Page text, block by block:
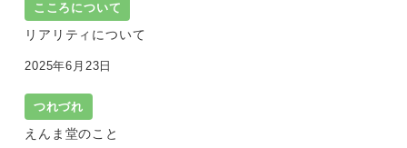
こころについて
リアリティについて
2025年6月23日
つれづれ
えんま堂のこと